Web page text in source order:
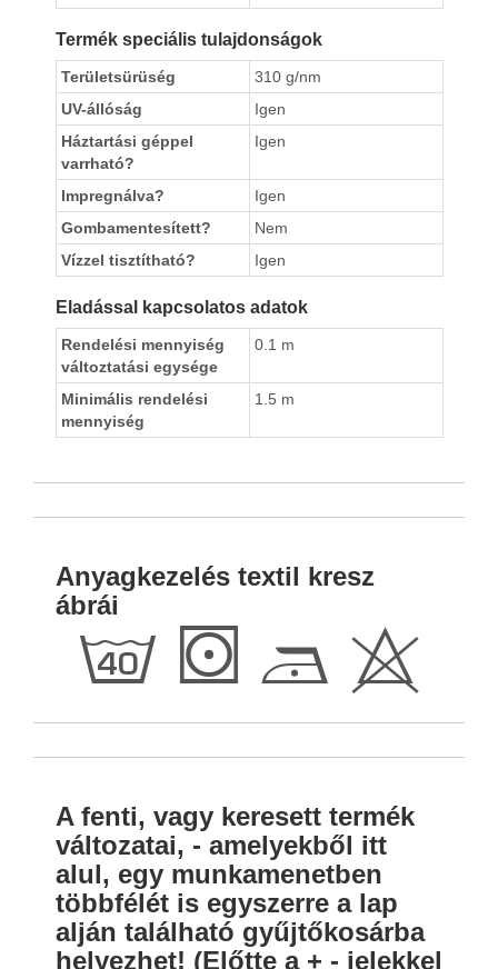
Termék speciális tulajdonságok
Területsürüség
310 g/nm
UV-állóság
Igen
Háztartási géppel
varrható?
Igen
Impregnálva?
Igen
Gombamentesített?
Nem
Vízzel tisztítható?
Igen
Eladással kapcsolatos adatok
Rendelési mennyiség
változtatási egysége
0.1 m
Minimális rendelési
mennyiség
1.5 m
Anyagkezelés textil kresz
ábrái
h S D H
A fenti, vagy keresett termék
változatai, - amelyekből itt
alul, egy munkamenetben
többfélét is egyszerre a lap
alján található gyűjtőkosárba
helyezhet! (Előtte a + - jelekkel